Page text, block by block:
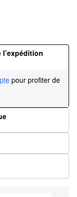
pour profiter de